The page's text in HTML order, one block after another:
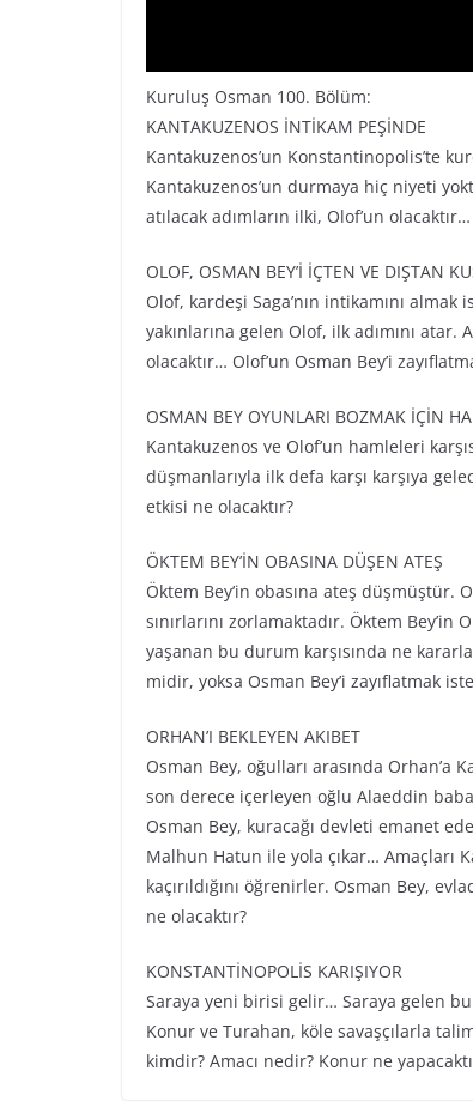
Kuruluş Osman 100. Bölüm:
KANTAKUZENOS İNTİKAM PEŞİNDE
Kantakuzenos’un Konstantinopolis’te
Kantakuzenos’un durmaya hiç niyeti
atılacak adımların ilki, Olof’un olacaktır…
OLOF, OSMAN BEY’İ İÇTEN VE DIŞTAN
Olof, kardeşi Saga’nın intikamını
yakınlarına gelen Olof, ilk adımını
olacaktır… Olof’un Osman Bey’i
OSMAN BEY OYUNLARI BOZMAK İÇİN
Kantakuzenos ve Olof’un hamleleri
düşmanlarıyla ilk defa karşı karşıya
etkisi ne olacaktır?
ÖKTEM BEY’İN OBASINA DÜŞEN ATEŞ
Öktem Bey’in obasına ateş düşmüştür.
sınırlarını zorlamaktadır. Öktem
yaşanan bu durum karşısında ne
midir, yoksa Osman Bey’i zayıflatmak
ORHAN’I BEKLEYEN AKIBET
Osman Bey, oğulları arasında Orhan’a
son derece içerleyen oğlu Alaeddin
Osman Bey, kuracağı devleti emanet
Malhun Hatun ile yola çıkar… Amaçları
kaçırıldığını öğrenirler. Osman Bey,
ne olacaktır?
KONSTANTİNOPOLİS KARIŞIYOR
Saraya yeni birisi gelir… Saraya gelen
Konur ve Turahan, köle savaşçılarla
kimdir? Amacı nedir? Konur ne